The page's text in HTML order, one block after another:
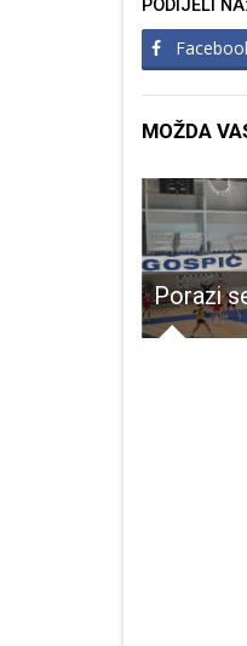
PODIJELI NA:
MOŽDA